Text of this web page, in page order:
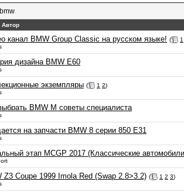
bmw
Автор
канал BMW Group Classic на русском языке! (
1
дизайна BMW E60
экземпляры ( 1 2)
BMW M советы специалиста
на запчасти BMW 8 серии 850 E31
этап MCGP 2017 (Классические
Z3 Coupe 1999 Imola Red (Swap 2.8>3.2) ( 1 2 3)